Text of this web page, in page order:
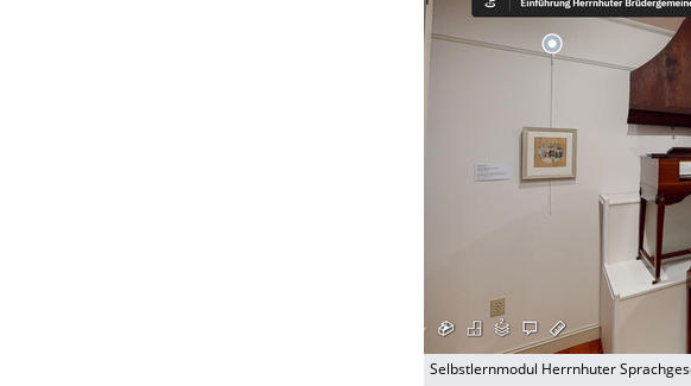
Selbstlernmodul Herrnhuter